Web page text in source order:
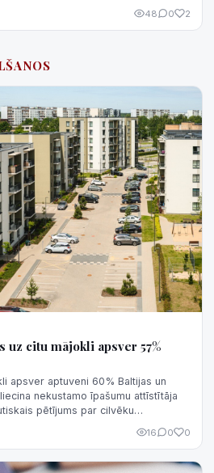
48 0 2
uz citu mājokli apsver 57%
apsver aptuveni 60% Baltijas un
nekustamo īpašumu attīstītāja
pētījums par cilvēku
16 0 0